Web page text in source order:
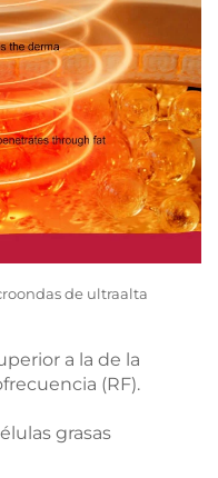
de ultraalta
a la de la
(RF).
grasas